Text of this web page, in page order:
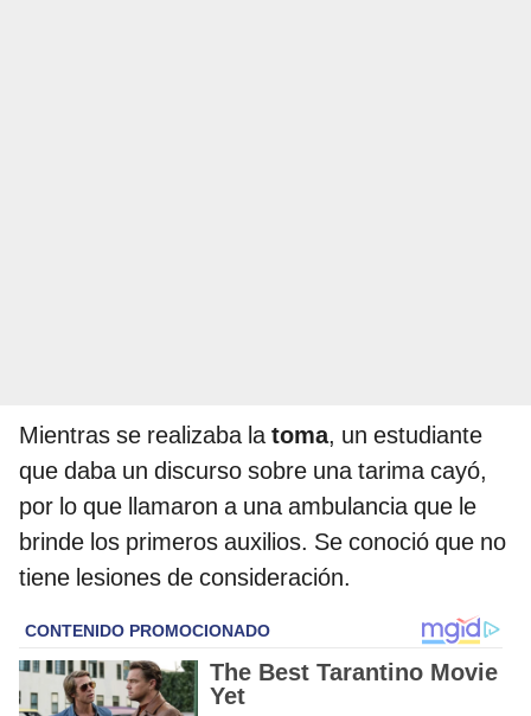
Mientras se realizaba latoma, un estudiante
que daba un discurso sobre una tarima cayó,
por lo que llamaron a una ambulancia que le
brinde los primeros auxilios. Se conoció que no
tiene lesiones de consideración.